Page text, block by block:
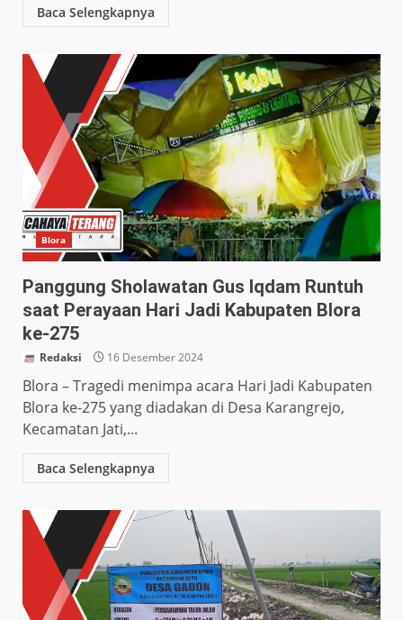
Baca Selengkapnya
Blora
Panggung Sholawatan Gus Iqdam Runtuh
saat Perayaan Hari Jadi Kabupaten Blora
ke-275
Redaksi 16 Desember 2024
Blora – Tragedi menimpa acara Hari Jadi Kabupaten
Blora ke-275 yang diadakan di Desa Karangrejo,
Kecamatan Jati,...
Baca Selengkapnya